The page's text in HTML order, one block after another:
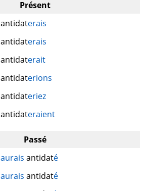
Présent
antidaterais
antidaterais
antidaterait
antidaterions
antidateriez
antidateraient
Passé
aurais antidaté
aurais antidaté